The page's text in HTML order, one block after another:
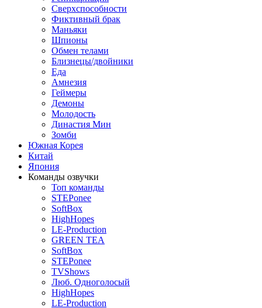
Сверхспособности
Фиктивный брак
Маньяки
Шпионы
Обмен телами
Близнецы/двойники
Еда
Амнезия
Геймеры
Демоны
Молодость
Династия Мин
Зомби
Южная Корея
Китай
Япония
Команды озвучки
Топ команды
STEPonee
SoftBox
HighHopes
LE-Production
GREEN TEA
SoftBox
STEPonee
TVShows
Люб. Одноголосый
HighHopes
LE-Production